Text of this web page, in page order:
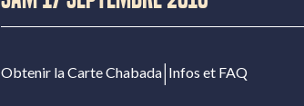
Obtenir la Carte Chabada| Infos et FAQ